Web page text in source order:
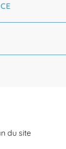
du site